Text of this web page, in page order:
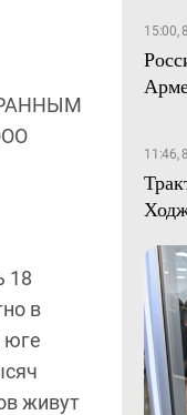
18
в
юге
живут
15:00,
11:46,